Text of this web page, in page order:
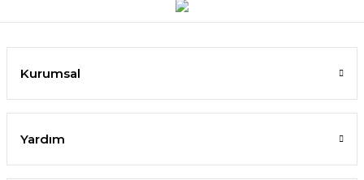
Kurumsal
Yardım